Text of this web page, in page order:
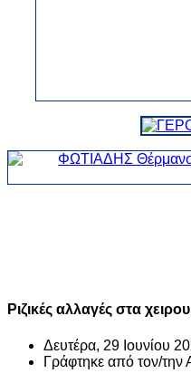
Ριζικές αλλαγές στα
Δευτέρα, 29 Ιουνίου
Γράφτηκε από τον/την